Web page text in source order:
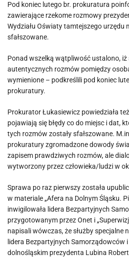
Pod koniec lutego br. prokuratura
zawierające rzekome rozmowy
Wydziału Oświaty tamtejszego urzędu
sfałszowane.
Ponad wszelką wątpliwość ustalono,
autentycznych rozmów pomiędzy
wymienione – podkreślili pod koniec
prokuratury.
Prokurator Łukasiewicz powiedziała
pojawiają się błędy co do miejsc i dat,
tych rozmów zostały sfałszowane.
prokuratury zgromadzone dowody
zapisem prawdziwych rozmów, ale
wytworzony przez człowieka/ludzi w
Sprawa po raz pierwszy została
w materiale „Afera na Dolnym Śląsku.
inwigilowała lidera Bezpartyjnych
przygotowanym przez Onet i
napisali wówczas, że służby specjalne
lidera Bezpartyjnych Samorządowców
dolnośląskim prezydenta Lubina